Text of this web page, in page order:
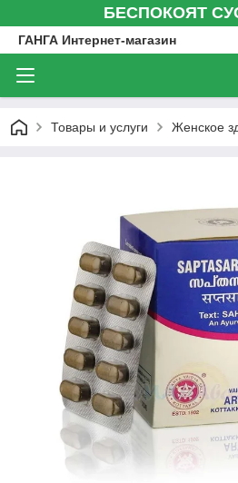
БЕСПОКОЯТ
ГАНГА Интернет-магазин
Товары и услуги Женское